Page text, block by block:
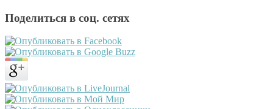
Поделиться в соц. сетях